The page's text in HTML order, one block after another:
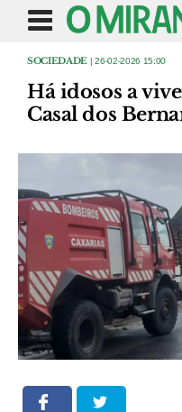
SOCIEDADE | 26-02-2026 15:00
Há idosos a
Casal dos